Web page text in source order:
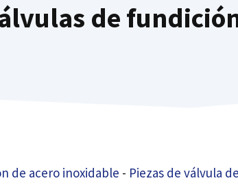
de
de acero inoxidable - Piezas de válvula de